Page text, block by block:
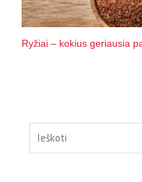
Ryžiai – kokius geriausia